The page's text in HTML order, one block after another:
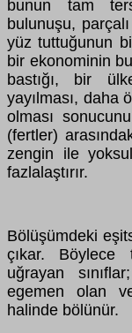
bunun tam
bulunuşu,
yüz tuttuğunun
bir ekonominin
bastığı, bir
yayılması, daha
olması
(fertler)
zengin ile
fazlalaştırır.
Bölüşümdeki
çıkar. Böylece
uğrayan
egemen olan
halinde bölünür.